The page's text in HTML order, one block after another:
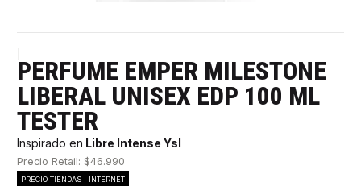
PERFUME EMPER MILESTONE
LIBERAL UNISEX EDP 100 ML
TESTER
Inspirado en Libre Intense Ysl
Precio Retail: $46.990
PRECIO TIENDAS | INTERNET